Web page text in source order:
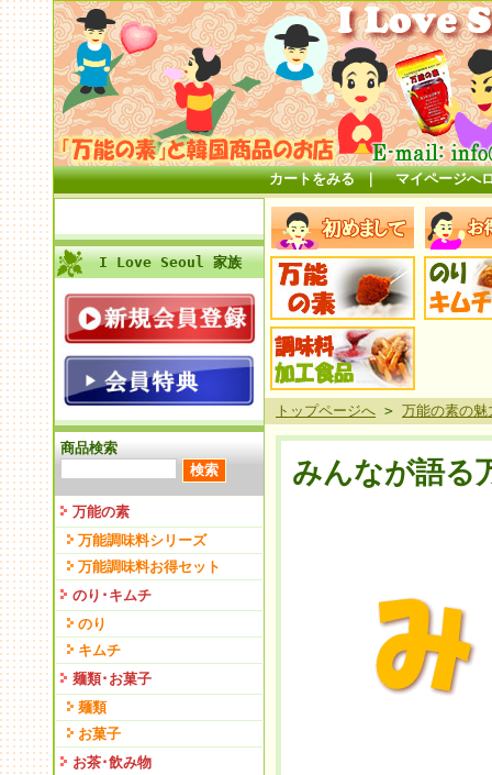
カートをみる｜ マイページへ
I Love Seoul 家族
商品検索
万能の素
万能調味料シリーズ
万能調味料お得セット
のり･キムチ
のり
キムチ
麺類･お菓子
麺類
お菓子
お茶･飲み物
トップページへ > 万能の素の
みんなが語る